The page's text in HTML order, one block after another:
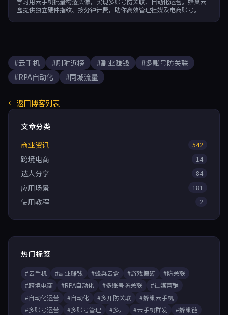
盒提供独立硬件指纹、按分钟计费，助你高效管理社媒及电商账号。
#云手机 #刷附近榜 #副业赚钱
#多账号防关联
#RPA自动化
#同城流量
← 返回博客列表
文章分类
商业资讯
542
跨境电商 14
达人分享 84
应用场景 181
使用教程 2
热门标签
#云手机 #副业赚钱 #蜂巢云盒 #游戏搬砖
#防关联
#跨境电商
#RPA自动化 #多账号防关联
#社媒营销
#自动化运营
#自动化 #多开防关联
#蜂巢云手机
#多账号运营
#多账号管理 #多开 #云手机群发
#蜂巢链